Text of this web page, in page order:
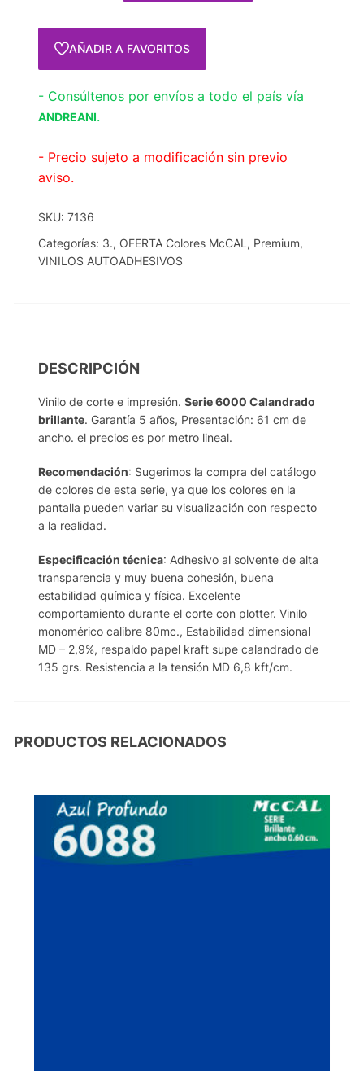
AÑADIR A FAVORITOS
- Consúltenos por envíos a todo el país vía
ANDREANI.
- Precio sujeto a modificación sin previo
aviso.
SKU:7136
Categorías: 3.,OFERTA Colores McCAL , Premium,
VINILOS AUTOADHESIVOS
DESCRIPCIÓN
Vinilo de corte e impresión.Serie 6000 Calandrado
brillante. Garantía 5 años, Presentación: 61 cm de
ancho. el precios es por metro lineal.
Recomendación: Sugerimos la compra del catálogo
de colores de esta serie, ya que los colores en la
pantalla pueden variar su visualización con respecto
a la realidad.
Especificación técnica: Adhesivo al solvente de alta
transparencia y muy buena cohesión, buena
estabilidad química y física. Excelente
comportamiento durante el corte con plotter. Vinilo
monomérico calibre 80mc., Estabilidad dimensional
MD – 2,9%, respaldo papel kraft supe calandrado de
135 grs. Resistencia a la tensión MD 6,8 kft/cm.
PRODUCTOS RELACIONADOS